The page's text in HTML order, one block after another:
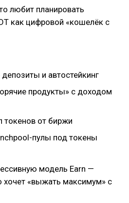
любит планировать
как цифровой «кошелёк с
и автостейкинг
продукты» с доходом
токенов от биржи
пулы под токены
модель Earn —
хочет «выжать максимум» с